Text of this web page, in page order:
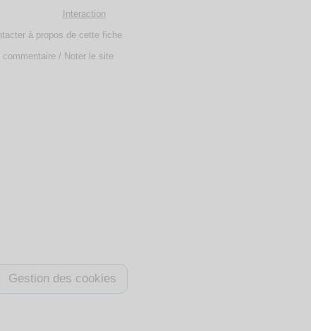
Interaction
à propos de cette fiche
commentaire / Noter le site
Gestion des cookies